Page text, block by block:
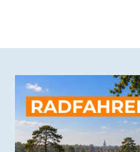
Das Video auf YouTube